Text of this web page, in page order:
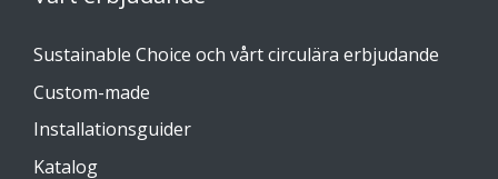
Sustainable Choice och vårt circulära erbjudande
Custom-made
Installationsguider
Katalog